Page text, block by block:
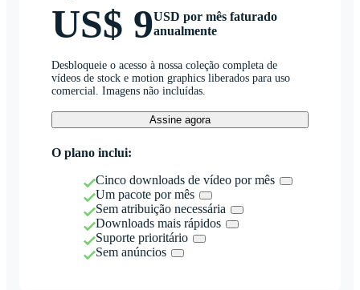
US$ 9USD por mês faturado
anualmente
Desbloqueie o acesso à nossa coleção completa de
vídeos de stock e motion graphics liberados para uso
comercial. Imagens não incluídas.
Assine agora
O plano inclui:
Cinco downloads de vídeo por mês
Um pacote por mês
Sem atribuição necessária
Downloads mais rápidos
Suporte prioritário
Sem anúncios